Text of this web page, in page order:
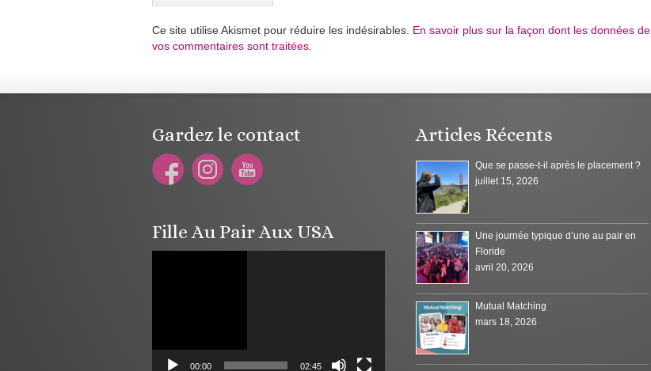
Ce site utilise Akismet pour réduire les indésirables. En savoir plus sur la façon dont les données de
vos commentaires sont traitées
Gardez le contact
Fille Au Pair Aux USA
00:00 02:45
Articles Récents
Que se passe-t-il après le placement ?
juillet 15, 2026
Une journée typique d’une au pair en
Floride
avril 20, 2026
Mutual Matching
mars 18, 2026